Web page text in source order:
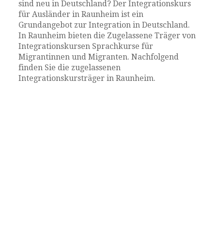
sind neu in Deutschland? Der Integrationskurs
für Ausländer in Raunheim ist ein
Grundangebot zur Integration in Deutschland.
In Raunheim bieten die Zugelassene Träger von
Integrationskursen Sprachkurse für
Migrantinnen und Migranten. Nachfolgend
finden Sie die zugelassenen
Integrationskursträger in Raunheim.